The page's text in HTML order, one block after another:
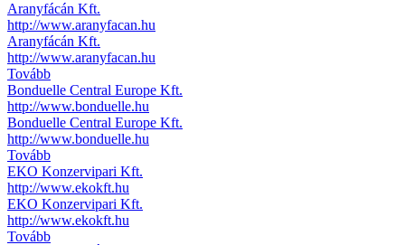
Aranyfácán Kft.
http://www.aranyfacan.hu
Aranyfácán Kft.
http://www.aranyfacan.hu
Tovább
Bonduelle Central Europe Kft.
http://www.bonduelle.hu
Bonduelle Central Europe Kft.
http://www.bonduelle.hu
Tovább
EKO Konzervipari Kft.
http://www.ekokft.hu
EKO Konzervipari Kft.
http://www.ekokft.hu
Tovább